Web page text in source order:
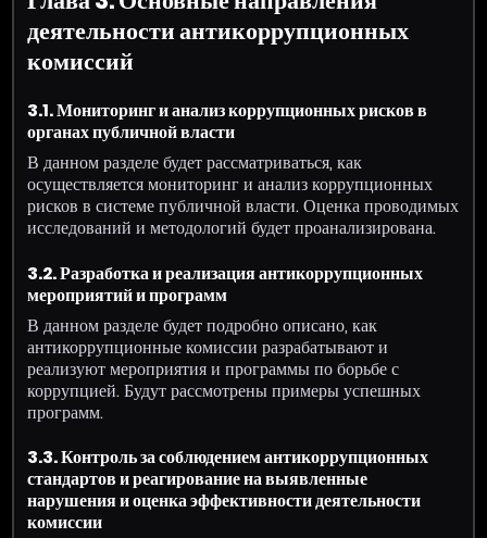
деятельности антикоррупционных
комиссий
3.1. Мониторинг и анализ коррупционных рисков в
органах публичной власти
В данном разделе будет рассматриваться, как
осуществляется мониторинг и анализ коррупционных
рисков в системе публичной власти. Оценка проводимых
исследований и методологий будет проанализирована.
3.2. Разработка и реализация антикоррупционных
мероприятий и программ
В данном разделе будет подробно описано, как
антикоррупционные комиссии разрабатывают и
реализуют мероприятия и программы по борьбе с
коррупцией. Будут рассмотрены примеры успешных
программ.
3.3. Контроль за соблюдением антикоррупционных
стандартов и реагирование на выявленные
нарушения и оценка эффективности деятельности
комиссии